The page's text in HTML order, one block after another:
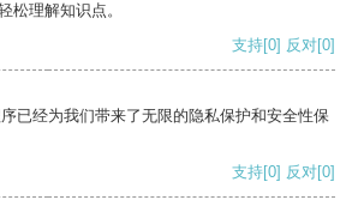
松理解知识点。
支持[0] 反对[0]
已经为我们带来了无限的隐私保护和安全性保
支持[0] 反对[0]